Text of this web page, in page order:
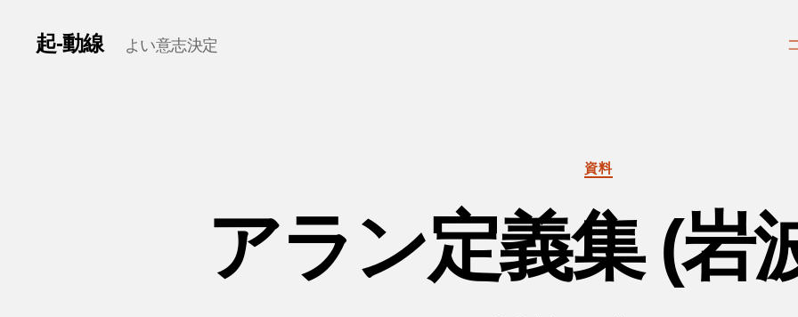
起-動線 よい意志決定
カ
テ
リ
ー
資料
アラン定義集 (岩